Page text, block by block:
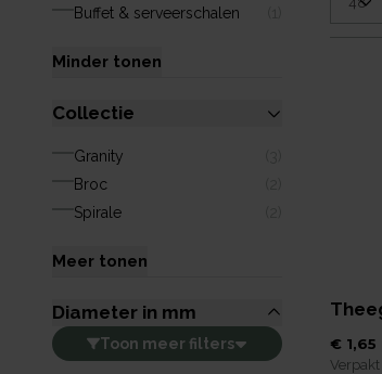
Buffet & serveerschalen
Minder tonen
Collectie
Granity
Broc
Spirale
Meer tonen
Diameter in mm
Toon meer filters € 1,65
Verpakt